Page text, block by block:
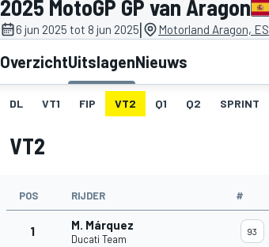
2025 MotoGP GP van Aragon
6 jun 2025 tot 8 jun 2025| Motorland Aragon, ES
OverzichtUitslagenNieuws
DL VT1 FIP VT2 Q1 Q2 SPRINT
VT2
POS RIJDER #
1 M. Márquez
Ducati Team
93